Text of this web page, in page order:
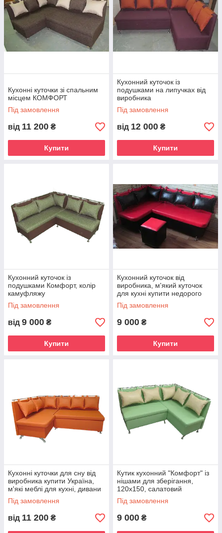
Кухонні куточки зі спальним
місцем КОМФОРТ
Під замовлення
від 11 200 ₴
Купити
Кухонний куточок із
подушками на липучках від
виробника
Під замовлення
від 12 000 ₴
Купити
Кухонний куточок із
подушками Комфорт, колір
камуфляжу
Під замовлення
від 9 000 ₴
Купити
Кухонний куточок від
виробника, м'який куточок
для кухні купити недорого
Під замовлення
9 000 ₴
Купити
Кухонні куточки для сну від
виробника купити Україна,
м'які меблі для кухні, дивани
кухонні
Під замовлення
від 11 200 ₴
Кутик кухонний "Комфорт" із
нішами для зберігання,
120х150, салатовий
Під замовлення
9 000 ₴